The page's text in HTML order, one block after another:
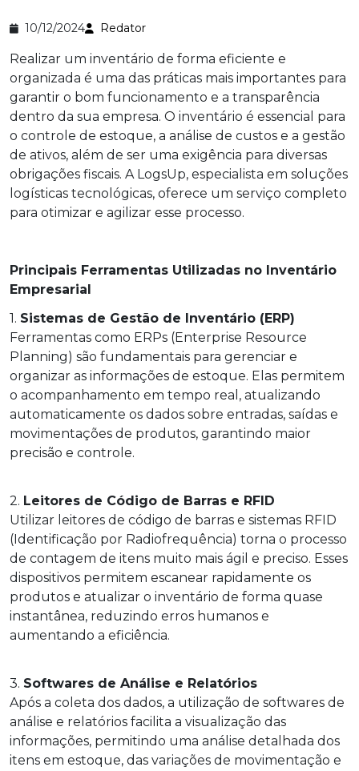
10/12/2024 Redator
Realizar um inventário de forma eficiente e
organizada é uma das práticas mais importantes para
garantir o bom funcionamento e a transparência
dentro da sua empresa. O inventário é essencial para
o controle de estoque, a análise de custos e a gestão
de ativos, além de ser uma exigência para diversas
obrigações fiscais. A LogsUp, especialista em soluções
logísticas tecnológicas, oferece um serviço completo
para otimizar e agilizar esse processo.
Principais Ferramentas Utilizadas no Inventário
Empresarial
1. Sistemas de Gestão de Inventário (ERP)
Ferramentas como ERPs (Enterprise Resource
Planning) são fundamentais para gerenciar e
organizar as informações de estoque. Elas permitem
o acompanhamento em tempo real, atualizando
automaticamente os dados sobre entradas, saídas e
movimentações de produtos, garantindo maior
precisão e controle.
2. Leitores de Código de Barras e RFID
Utilizar leitores de código de barras e sistemas RFID
(Identificação por Radiofrequência) torna o processo
de contagem de itens muito mais ágil e preciso. Esses
dispositivos permitem escanear rapidamente os
produtos e atualizar o inventário de forma quase
instantânea, reduzindo erros humanos e
aumentando a eficiência.
3. Softwares de Análise e Relatórios
Após a coleta dos dados, a utilização de softwares de
análise e relatórios facilita a visualização das
informações, permitindo uma análise detalhada dos
itens em estoque, das variações de movimentação e